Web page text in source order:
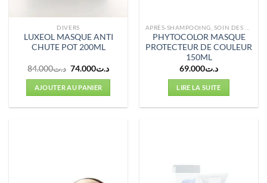
DIVERS
LUXEOL MASQUE ANTI
CHUTE POT 200ML
د.ت84.000
Le
initial
était :
د.ت84.000.
د.ت74.000
Le
AJOUTER AU PANIER
PHYTOCOLOR MASQUE
PROTECTEUR DE COULEUR
150ML
د.ت69.000
LIRE LA SUITE